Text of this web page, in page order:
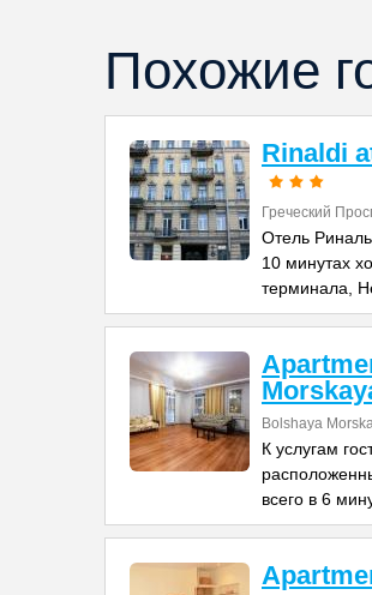
Похожие
Rinaldi
Греческий
Отель
10 минутах
терминала,
Bolshaya
К услугам
всего в 6